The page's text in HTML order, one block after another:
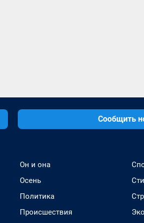
Сообщить
Он и она
Осень
Политика
Происшествия